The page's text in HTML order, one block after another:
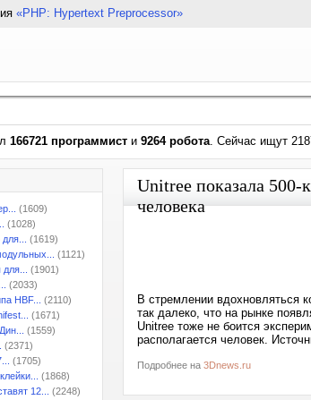
«PHP: Hypertext Preprocessor»
166721 программист и 9264 робота. Сейчас ищут
(1609)
(1028)
(1619)
(1121)
(1901)
(2033)
HBF...
(2110)
(1671)
(1559)
(2371)
(1705)
(1868)
12...
(2248)
Unitree показала 500-
человека
В стремлении вдохновляться
так далеко, что на рынке
Unitree тоже не боится
располагается человек.
Подробнее на 3Dnews.ru